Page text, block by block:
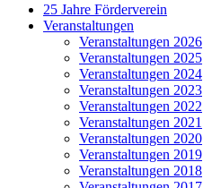
25 Jahre Förderverein
Veranstaltungen
Veranstaltungen 2026
Veranstaltungen 2025
Veranstaltungen 2024
Veranstaltungen 2023
Veranstaltungen 2022
Veranstaltungen 2021
Veranstaltungen 2020
Veranstaltungen 2019
Veranstaltungen 2018